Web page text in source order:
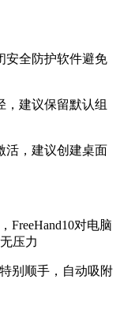
安全防护软件避免
，建议保留默认组
活，建议创建桌面
FreeHand10对电脑
压力
别顺手，自动吸附